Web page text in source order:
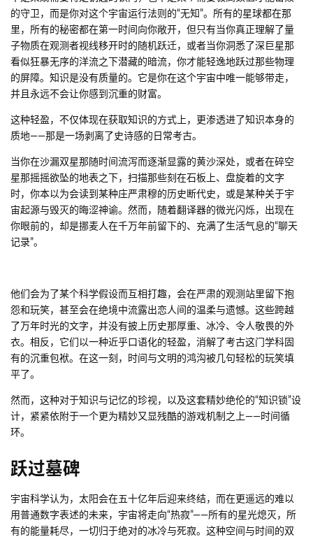
的守卫，而是你对这个宇宙运行法则的“无知”。所有的星球都在那
里，所有的秘密都在第一时间向你敞开，但只有当你真正理解了量
子物质在观测者视线移开时的随机跃迁，或者当你洞悉了深巨星那
看似狂暴无序的洋流之下潜藏的暗流，你才能轻逸地跃过那些物理
的屏障。知识是没有质量的。它是你在这个宇宙中唯一能够带走，
并且永远不会让你感到沉重的财富。
这种轻盈，不仅体现在获取知识的方式上，更渗透进了知识本身的
质地——那是一场剥离了史诗感的日常考古。
当你在沙漏双星那随时间流泻而逐渐显露的黄沙深处，或者在碎空
星那摇摇欲坠的地表之下，扫描那些刻在石板上、盘旋着的文字
时，你本以为会读到某种庄严肃穆的历史断代史，或是某种关于宇
宙起源与毁灭的晦涩神谕。然而，随着翻译器的微光闪烁，出现在
你眼前的，却是挪麦人在千万年前留下的、充满了生活气息的“聊天
记录”。
他们会为了某个科学假设而互相打趣，会在严肃的观测站里留下抱
怨和玩笑，甚至会在绝境中流露出恋人间的温柔与遗憾。这些跨越
了万年时光的文字，并没有披上历史那厚重、冰冷、令人敬畏的外
衣。相反，它们以一种近乎口语化的轻盈，消解了考古这门学科固
有的沉重包袱。在这一刻，时间与文明的鸿沟被几句轻松的玩笑填
平了。
然而，这种对于知识与记忆的珍视，以及这套精妙绝伦的“知识锁”设
计，紧紧依附于一个更为精妙又显残酷的游戏机制之上——时间循
环。
跃过墓碑
宇宙科学认为，太阳会在五十亿年后迎来终结，而在更遥远的难以
用普通数字表述的未来，宇宙将走向“热寂”——所有的星光熄灭，所
有的能量耗尽，一切归于绝对的冰冷与死寂。这种空间与时间的双